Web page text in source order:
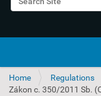
Home
Regulations
Zákon c. 350/2011 Sb.